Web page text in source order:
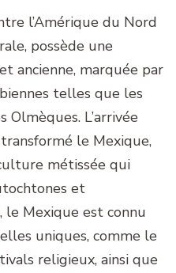
l’Amérique du Nord
possède une
ancienne, marquée par
telles que les
Olmèques. L’arrivée
le Mexique,
métissée qui
et
le Mexique est connu
uniques, comme le
religieux, ainsi que